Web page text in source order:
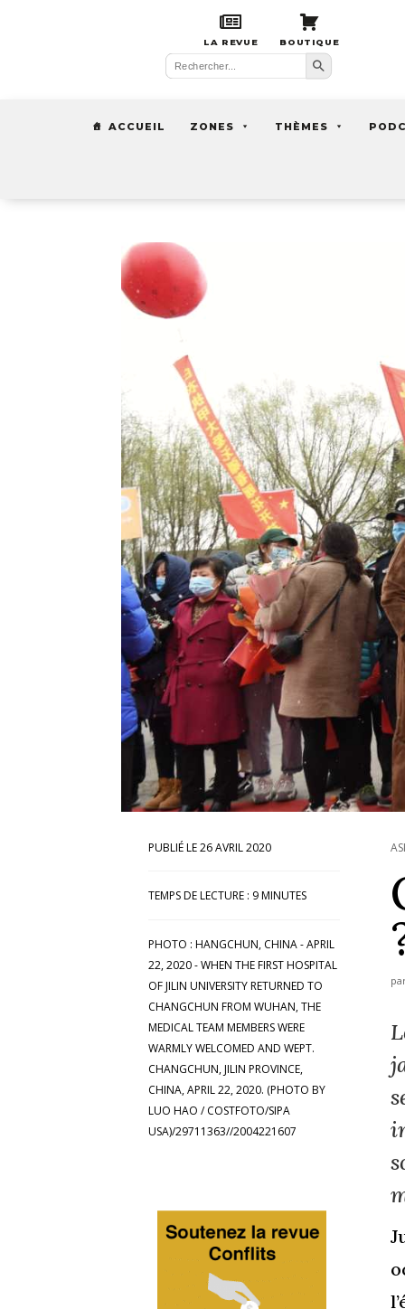
LA REVUE BOUTIQUE
Search
for:
Search Button
ACCUEIL ZONES THÈMES
26 AVRIL 2020
TEMPS DE LECTURE : 9 MINUTES
PHOTO : HANGCHUN, CHINA - APRIL
22, 2020 - WHEN THE FIRST HOSPITAL
OF JILIN UNIVERSITY RETURNED TO
CHANGCHUN FROM WUHAN, THE
MEDICAL TEAM MEMBERS WERE
WARMLY WELCOMED AND WEPT.
CHANGCHUN, JILIN PROVINCE,
CHINA, APRIL 22, 2020. (PHOTO BY
LUO HAO / COSTFOTO/SIPA
USA)/29711363//2004221607